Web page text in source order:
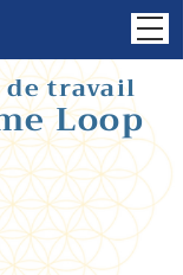
travail
Loop